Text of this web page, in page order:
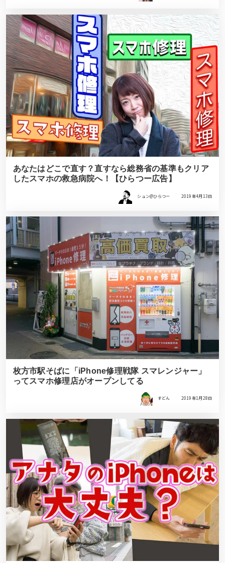
あなたはどこで直す？直すなら総務省の基準もクリア
したスマホの救急病院へ！【ひらつー広告】
シュン@ひらつー 2019年4月13日
枚方市駅そばに「iPhone修理戦隊 スマレンジャー」
ってスマホ修理店がオープンしてる
すどん 2019年1月28日